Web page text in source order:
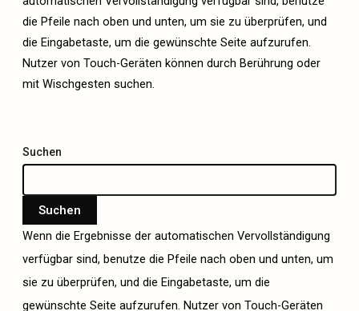
die Pfeile nach oben und unten, um sie zu überprüfen, und
die Eingabetaste, um die gewünschte Seite aufzurufen.
Nutzer von Touch-Geräten können durch Berührung oder
mit Wischgesten suchen.
Suchen
Suchen
Wenn die Ergebnisse der automatischen Vervollständigung
verfügbar sind, benutze die Pfeile nach oben und unten, um
sie zu überprüfen, und die Eingabetaste, um die
gewünschte Seite aufzurufen. Nutzer von Touch-Geräten